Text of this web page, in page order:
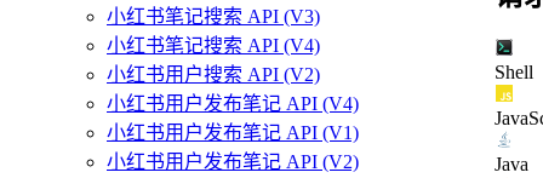
小红书笔记搜索 API (V3)
小红书笔记搜索 API (V4)
小红书用户搜索 API (V2)
小红书用户发布笔记 API (V4)
小红书用户发布笔记 API (V1)
小红书用户发布笔记 API (V2)
Shell
Java